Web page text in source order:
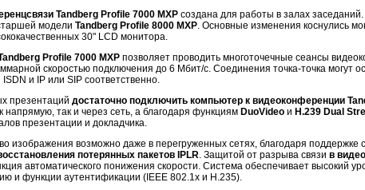
Tandberg Profile 7000 MXP создана для работы в залах
модели Tandberg Profile 8000 MXP. Основные изменения коснулись
30" LCD монитора.
Profile 7000 MXP позволяет проводить многоточечные сеансы
скоростью подключения до 6 Мбит/с. Соединения точка-точка могут
и IP или SIP соответственно.
презентаций достаточно подключить компьютер к видеоконференции
напрямую, так и через сеть, а благодаря функциям DuoVideo и H.239 Dual
презентации и докладчика.
изображения возможно даже в перегруженных сетях, благодаря поддержке
потерянных пакетов IPLR. Защитой от разрыва связи в
автоматического понижения скорости. Система обеспечивает высокий
и функции аутентификации (IEEE 802.1x и H.235).